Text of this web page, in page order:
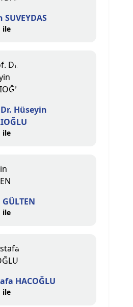
SUVEYDAS
ile
Hüseyin
ile
ile
HACOĞLU
ile